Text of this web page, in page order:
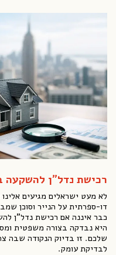
רכישת נדל"ן להשקעה
לא מעט ישראלים מגיעים
דו-ספרתית על הנייר וסוכן
כבר איננה אם רכישת נדל"ן
היא נבדקה בצורה משפטית
שלכם. זו בדיוק הנקודה שבה
לבדיקת עומק.